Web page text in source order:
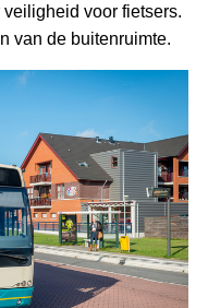
voor fietsers.
van de buitenruimte.